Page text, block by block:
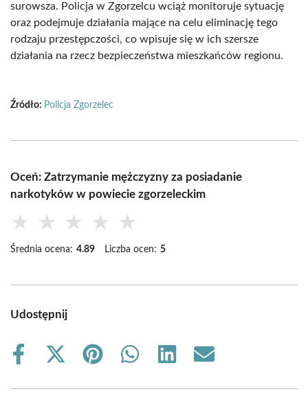
surowsza. Policja w Zgorzelcu wciąż monitoruje sytuację
oraz podejmuje działania mające na celu eliminację tego
rodzaju przestępczości, co wpisuje się w ich szersze
działania na rzecz bezpieczeństwa mieszkańców regionu.
Źródło: Policja Zgorzelec
Oceń: Zatrzymanie mężczyzny za posiadanie
narkotyków w powiecie zgorzeleckim
★ ★ ★ ★ ★
Średnia ocena: 4.89 Liczba ocen: 5
Udostępnij
Share
Share
(Twitter)
Share
Share
Share
Share